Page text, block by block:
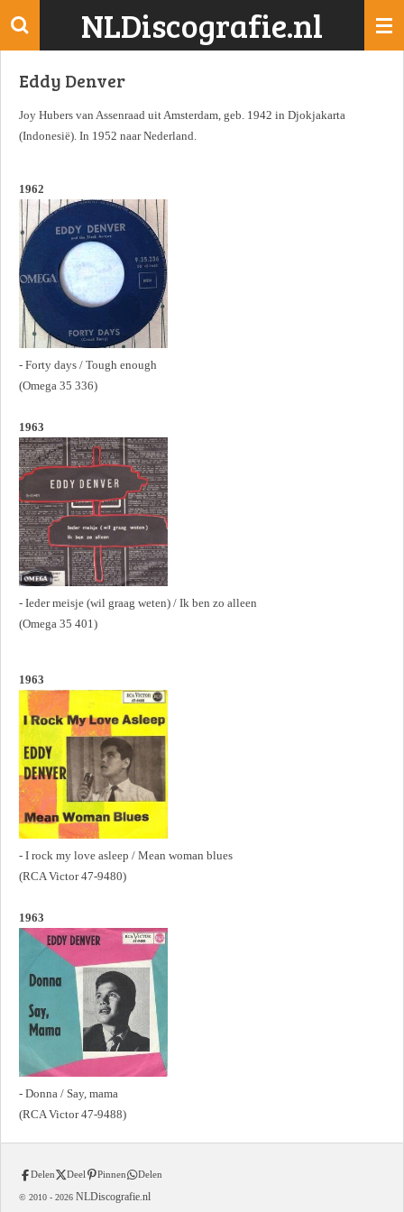
Ga
de
NLDiscografie.nl
Eddy Denver
Joy Hubers van Assenraad uit Amsterdam, geb. 1942 in Djokjakarta
(Indonesië). In 1952 naar Nederland.
1962
- Forty days / Tough enough
(Omega 35 336)
1963
- Ieder meisje (wil graag weten) / Ik ben zo alleen
(Omega 35 401)
1963
- I rock my love asleep / Mean woman blues
(RCA Victor 47-9480)
1963
- Donna / Say, mama
(RCA Victor 47-9488)
Delen Deel Pinnen Delen
© 2010 - 2026 NLDiscografie.nl